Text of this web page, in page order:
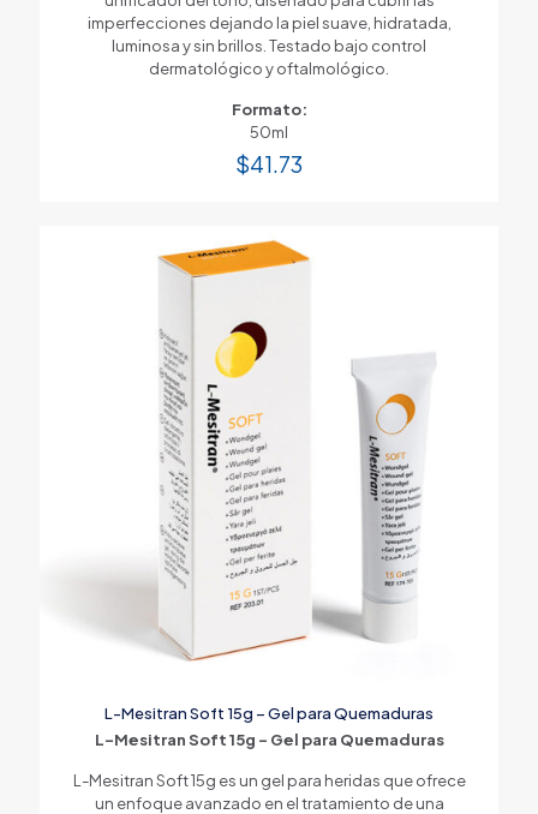
imperfecciones dejando la piel suave, hidratada,
luminosa y sin brillos. Testado bajo control
dermatológico y oftalmológico.
Formato:
50ml
$41.73
L-Mesitran Soft 15g – Gel para Quemaduras
L-Mesitran Soft 15g – Gel para Quemaduras
L-Mesitran Soft 15g es un gel para heridas que ofrece
un enfoque avanzado en el tratamiento de una